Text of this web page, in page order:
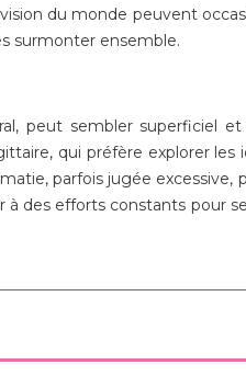
du monde peuvent
surmonter ensemble.
peut sembler superficiel et
qui préfère explorer les
parfois jugée excessive,
à des efforts constants pour